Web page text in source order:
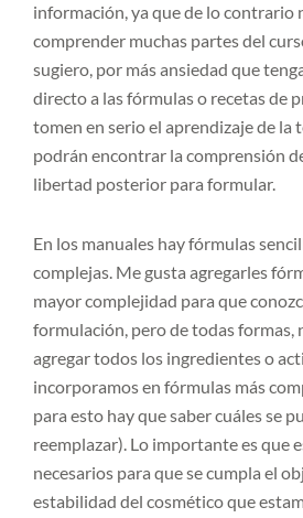
información, ya que de lo contrario
comprender muchas partes del
sugiero, por más ansiedad que
directo a las fórmulas o recetas de
tomen en serio el aprendizaje de la
podrán encontrar la comprensión
libertad posterior para formular.
En los manuales hay fórmulas
complejas. Me gusta agregarles
mayor complejidad para que
formulación, pero de todas formas,
agregar todos los ingredientes o
incorporamos en fórmulas más
para esto hay que saber cuáles se
reemplazar). Lo importante es que
necesarios para que se cumpla el
estabilidad del cosmético que